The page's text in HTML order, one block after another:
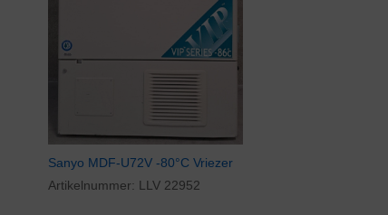
Sanyo MDF-U72V -80°C Vriezer
Artikelnummer: LLV 22952